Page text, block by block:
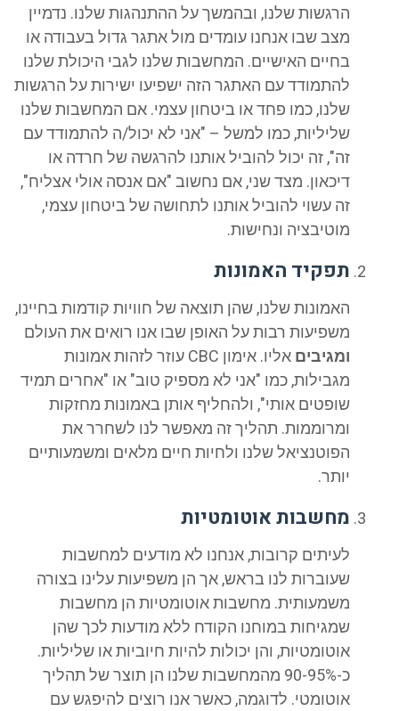
הרגשות שלנו, ובהמשך על ההתנהגות שלנו. נדמיין
מצב שבו אנחנו עומדים מול אתגר גדול בעבודה או
בחיים האישיים. המחשבות שלנו לגבי היכולת שלנו
להתמודד עם האתגר הזה ישפיעו ישירות על הרגשות
שלנו, כמו פחד או ביטחון עצמי. אם המחשבות שלנו
שליליות, כמו למשל – "אני לא יכול/ה להתמודד עם
זה", זה יכול להוביל אותנו להרגשה של חרדה או
דיכאון. מצד שני, אם נחשוב "אם אנסה אולי אצליח",
זה עשוי להוביל אותנו לתחושה של ביטחון עצמי,
מוטיבציה ונחישות.
תפקיד האמונות
האמונות שלנו, שהן תוצאה של חוויות קודמות בחיינו,
משפיעות רבות על האופן שבו אנו רואים את העולם
ומגיבים
אליו. אימון CBC עוזר לזהות אמונות
מגבילות, כמו "אני לא מספיק טוב" או "אחרים תמיד
שופטים אותי", ולהחליף אותן באמונות מחזקות
ומרוממות. תהליך זה מאפשר לנו לשחרר את
הפוטנציאל שלנו ולחיות חיים מלאים ומשמעותיים
יותר.
מחשבות אוטומטיות
לעיתים קרובות, אנחנו לא מודעים למחשבות
שעוברות לנו בראש, אך הן משפיעות עלינו בצורה
משמעותית. מחשבות אוטומטיות הן מחשבות
שמגיחות במוחנו הקודח ללא מודעות לכך שהן
אוטומטיות, והן יכולות להיות חיוביות או שליליות.
כ-90-95% מהמחשבות שלנו הן תוצר של תהליך
אוטומטי. לדוגמה, כאשר אנו רוצים להיפגש עם